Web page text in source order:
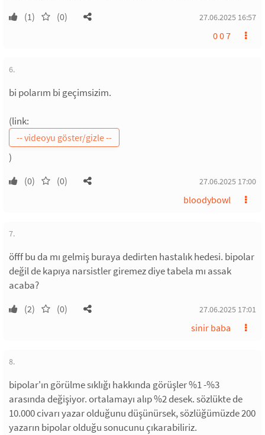
(1) (0) 27.06.2025 16:57
0 0 7
6.
bi polarım bi geçimsizim.
(link:
)
(0) (0) 27.06.2025 17:00
bloodybowl
7.
öfff bu da mı gelmiş buraya dedirten hastalık hedesi. bipolar
değil de kapıya narsistler giremez diye tabela mı assak
acaba?
(2) (0) 27.06.2025 17:01
sinir baba
8.
bipolar'ın görülme sıklığı hakkında görüşler %1 -%3
arasında değişiyor. ortalamayı alıp %2 desek. sözlükte de
10.000 civarı yazar olduğunu düşünürsek, sözlüğümüzde 200
yazarın bipolar olduğu sonucunu çıkarabiliriz.